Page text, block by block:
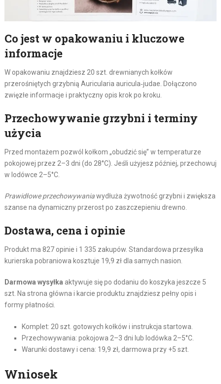
Co jest w opakowaniu i kluczowe
informacje
W opakowaniu znajdziesz 20 szt. drewnianych kołków
przerośniętych grzybnią Auricularia auricula‑judae. Dołączono
zwięzłe informacje i praktyczny opis krok po kroku.
Przechowywanie grzybni i terminy
użycia
Przed montażem pozwól kołkom „obudzić się” w temperaturze
pokojowej przez 2–3 dni (do 28°C). Jeśli użyjesz później, przechowuj
w lodówce 2–5°C.
Prawidłowe przechowywaniawydłuża żywotność grzybni i zwiększa
szanse na dynamiczny przerost po zaszczepieniu drewno.
Dostawa, cena i opinie
Produkt ma 827 opinie i 1 335 zakupów. Standardowa przesyłka
kurierska pobraniowa kosztuje 19,9 zł dla samych nasion.
Darmowa wysyłka aktywuje się po dodaniu do koszyka jeszcze 5
szt. Na strona główna i karcie produktu znajdziesz pełny opis i
formy płatności.
Komplet: 20 szt. gotowych kołków i instrukcja startowa.
Przechowywania: pokojowa 2–3 dni lub lodówka 2–5°C.
Warunki dostawy i cena: 19,9 zł, darmowa przy +5 szt.
Wniosek